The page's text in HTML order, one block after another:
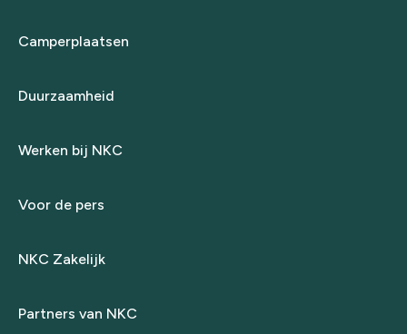
Camperplaatsen
Duurzaamheid
Werken bij NKC
Voor de pers
NKC Zakelijk
Partners van NKC